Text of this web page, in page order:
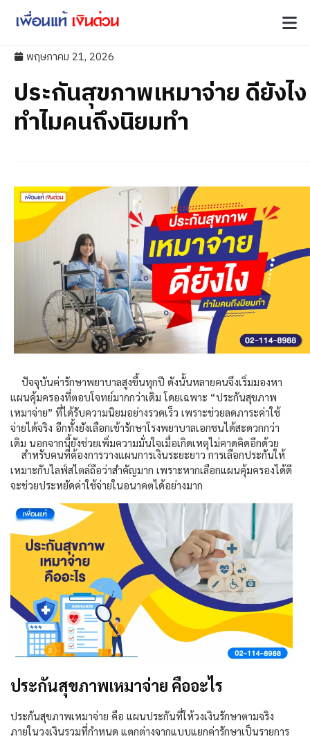
พฤษภาคม 21, 2026
ประกันสุขภาพเหมาจ่าย ดียังไง
ทำไมคนถึงนิยมทำ
ปัจจุบันค่ารักษาพยาบาลสูงขึ้นทุกปี ดังนั้นหลายคนจึงเริ่มมองหา
แผนคุ้มครองที่ตอบโจทย์มากกว่าเดิม โดยเฉพาะ “ประกันสุขภาพ
เหมาจ่าย” ที่ได้รับความนิยมอย่างรวดเร็ว เพราะช่วยลดภาระค่าใช้
จ่ายได้จริง อีกทั้งยังเลือกเข้ารักษาโรงพยาบาลเอกชนได้สะดวกกว่า
เดิม นอกจากนี้ยังช่วยเพิ่มความมั่นใจเมื่อเกิดเหตุไม่คาดคิดอีกด้วย
สำหรับคนที่ต้องการวางแผนการเงินระยะยาว การเลือกประกันให้
เหมาะกับไลฟ์สไตล์ถือว่าสำคัญมาก เพราะหากเลือกแผนคุ้มครองได้ดี
จะช่วยประหยัดค่าใช้จ่ายในอนาคตได้อย่างมาก
ประกันสุขภาพเหมาจ่าย คืออะไร
ประกันสุขภาพเหมาจ่าย คือ แผนประกันที่ให้วงเงินรักษาตามจริง
ภายในวงเงินรวมที่กำหนด แตกต่างจากแบบแยกค่ารักษาเป็นรายการ